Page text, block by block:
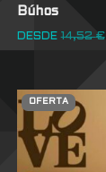
Búhos
DESDE 14,52€
OFERTA